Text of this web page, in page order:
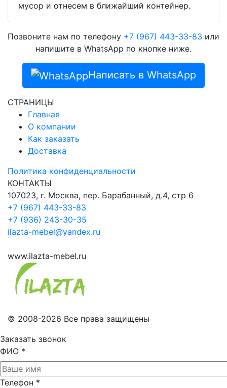
мусор и отнесем в ближайший контейнер.
Позвоните нам по телефону +7 (967) 443-33-83 или
напишите в WhatsApp по кнопке ниже.
Написать в WhatsApp
СТРАНИЦЫ
Главная
О компании
Как заказать
Доставка
Политика конфиденциальности
КОНТАКТЫ
107023, г. Москва, пер. Барабанный, д.4, стр 6
+7 (967) 443-33-83
+7 (936) 243-30-35
ilazta-mebel@yandex.ru
www.ilazta-mebel.ru
© 2008-2026 Все права защищены
Заказать звонок
ФИО *
Телефон *